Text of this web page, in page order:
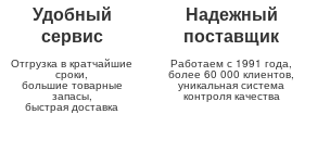
Удобный
сервис
Отгрузка в кратчайшие
сроки,
большие товарные
запасы,
быстрая доставка
Надежный
поставщик
Работаем с 1991 года,
более 60 000 клиентов,
уникальная система
контроля качества